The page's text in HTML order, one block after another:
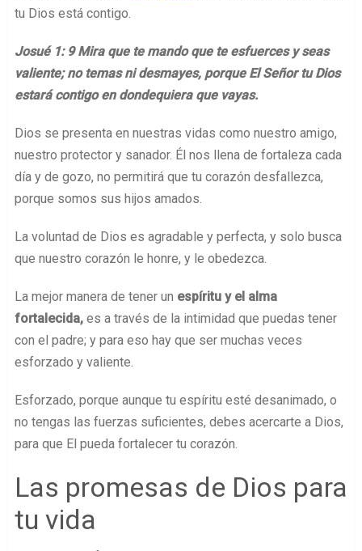
tu Dios está contigo.
Josué 1: 9 Mira que te mando que te esfuerces y seas
valiente; no temas ni desmayes, porque El Señor tu Dios
estará contigo en dondequiera que vayas.
Dios se presenta en nuestras vidas como nuestro amigo,
nuestro protector y sanador. Él nos llena de fortaleza cada
día y de gozo, no permitirá que tu corazón desfallezca,
porque somos sus hijos amados.
La voluntad de Dios es agradable y perfecta, y solo busca
que nuestro corazón le honre, y le obedezca.
La mejor manera de tener un espíritu y el alma
fortalecida,es a través de la intimidad que puedas tener
con el padre; y para eso hay que ser muchas veces
esforzado y valiente.
Esforzado, porque aunque tu espíritu esté desanimado, o
no tengas las fuerzas suficientes, debes acercarte a Dios,
para que El pueda fortalecer tu corazón.
Las promesas de Dios para
tu vida